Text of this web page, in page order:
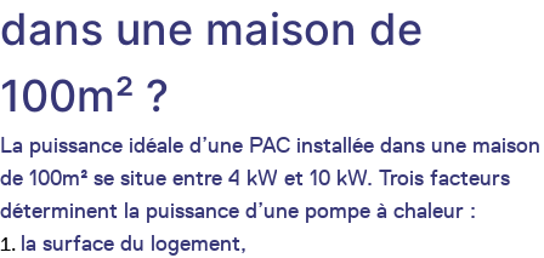
dans une maison de
100m² ?
La puissance idéale d’une PAC installée dans une maison
de 100m² se situe entre 4 kW et 10 kW. Trois facteurs
déterminent la puissance d’une pompe à chaleur :
la surface du logement,